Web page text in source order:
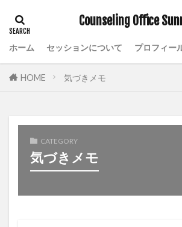
Counseling Office
ホーム セッションについて プロフィー
HOME 気づきメモ
CATEGORY
気づきメモ